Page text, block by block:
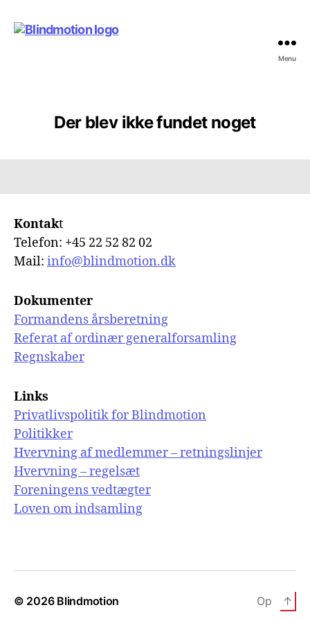
Menu
Der blev ikke fundet noget
Kontakt
Telefon: +45 22 52 82 02
Mail: info@blindmotion.dk
Dokumenter
Formandens årsberetning
Referat af ordinær generalforsamling
Regnskaber
Links
Privatlivspolitik for Blindmotion
Politikker
Hvervning af medlemmer – retningslinjer
Hvervning – regelsæt
Foreningens vedtægter
Loven om indsamling
© 2026 Blindmotion Op ↑